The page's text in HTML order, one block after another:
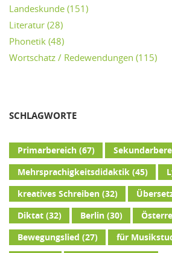
Landeskunde (151)
Literatur (28)
Phonetik (48)
Wortschatz / Redewendungen (115)
SCHLAGWORTE
Primarbereich(67)
Mehrsprachigkeitsdidaktik(45)
kreatives Schreiben(32)
Diktat(32) Berlin(30)
Bewegungslied (27) für